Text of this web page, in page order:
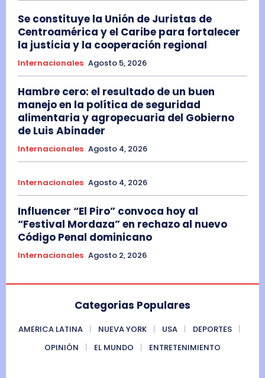
Se constituye la Unión de Juristas de
Centroamérica y el Caribe para fortalecer
la justicia y la cooperación regional
Internacionales Agosto 5, 2026
Hambre cero: el resultado de un buen
manejo en la política de seguridad
alimentaria y agropecuaria del Gobierno
de Luis Abinader
Internacionales Agosto 4, 2026
Internacionales Agosto 4, 2026
Influencer “El Piro” convoca hoy al
“Festival Mordaza” en rechazo al nuevo
Código Penal dominicano
Internacionales Agosto 2, 2026
Categorias Populares
AMERICA LATINA NUEVA YORK USA
DEPORTES
OPINIÓN
EL MUNDO ENTRETENIMIENTO